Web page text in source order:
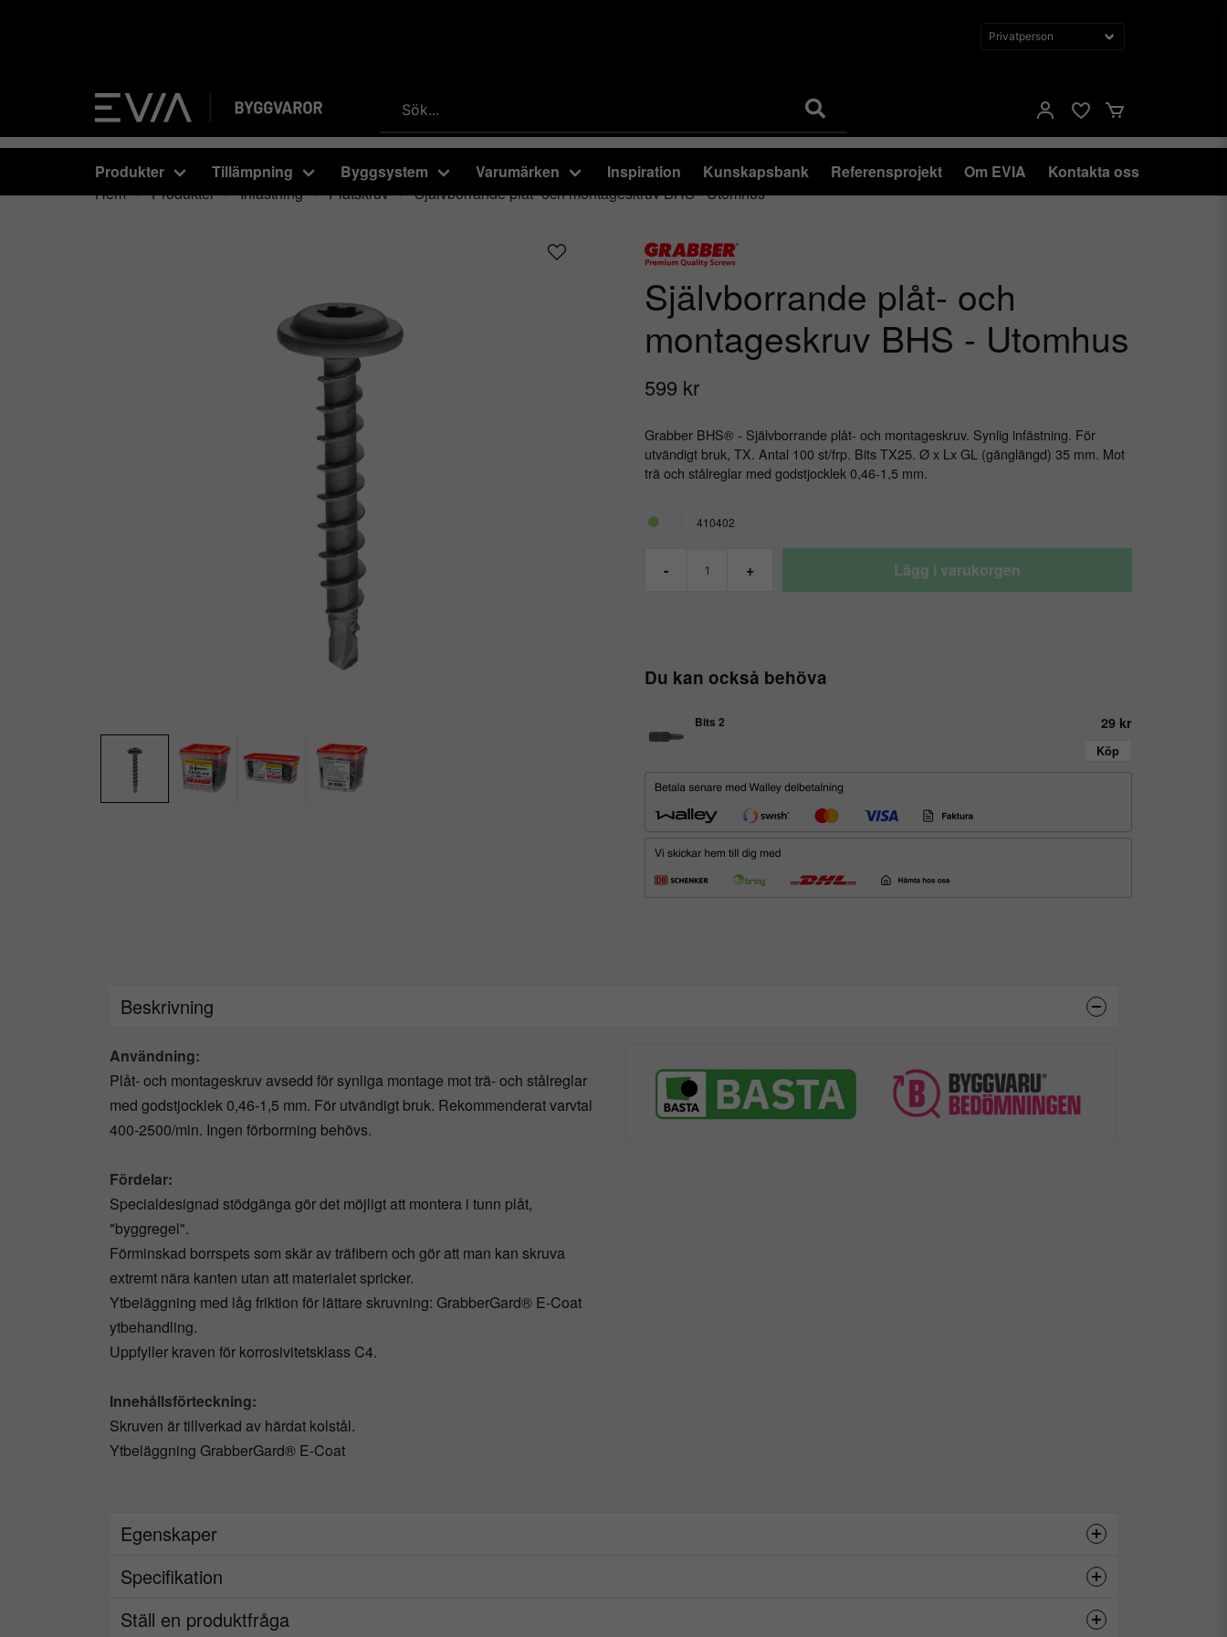
Produkter Tillämpning Byggsystem Varumärken Inspiration Kunskapsbank Referensprojekt Om EVIA
Kontakta oss
Hem
Produkter Infästning Plåtskruv Självborrande plåt- och montageskruv BHS - Utomhus
Självborrande plåt- och
montageskruv BHS - Utomhus
599 kr
Grabber BHS® - Självborrande plåt- och montageskruv. Synlig infästning. För
utvändigt bruk, TX. Antal 100 st/frp. Bits TX25. Ø x Lx GL (gänglängd) 35 mm. Mot
trä och stålreglar med godstjocklek 0,46-1,5 mm.
410402
- + Lägg i varukorgen
Du kan också behöva
Bits 2 29 kr
Köp
Beskrivning
Användning:
Plåt- och montageskruv avsedd för synliga montage mot trä- och stålreglar
med godstjocklek 0,46-1,5 mm. För utvändigt bruk. Rekommenderat varvtal
400-2500/min. Ingen förborrning behövs.
Fördelar:
Specialdesignad stödgänga gör det möjligt att montera i tunn plåt,
"byggregel".
Förminskad borrspets som skär av träfibern och gör att man kan skruva
extremt nära kanten utan att materialet spricker.
Ytbeläggning med låg friktion för lättare skruvning: GrabberGard® E-Coat
ytbehandling.
Uppfyller kraven för korrosivitetsklass C4.
Innehållsförteckning:
Skruven är tillverkad av härdat kolstål.
Ytbeläggning GrabberGard® E-Coat
Egenskaper
Ø x L (diameter x längd)
GL (gänglängd)
Antal
Specifikation
Specifikationer Skruv
Ställ en produktfråga